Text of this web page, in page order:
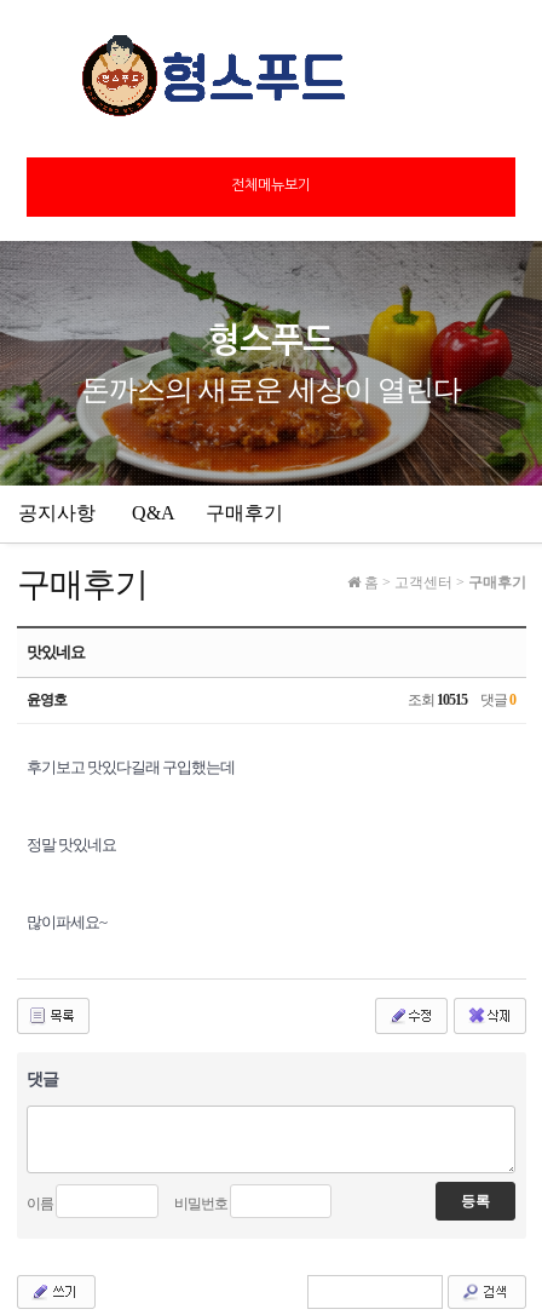
전체메뉴보기
형스푸드
돈까스의 새로운 세상이 열린다
공지사항 Q&A 구매후기
구매후기 홈 > 고객센터 > 구매후기
맛있네요
윤영호 조회 10515댓글0
후기보고 맛있다길래 구입했는데
정말 맛있네요
많이파세요~
댓글
이름 비밀번호